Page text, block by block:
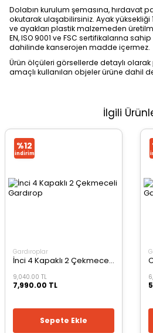
Dolabın kurulum şemasına, hırdavat
okutarak ulaşabilirsiniz. Ayak yüksekliği
ve ayakları plastik malzemeden
EN, ISO 9001 ve FSC sertifikalarına
dahilinde kanserojen madde içermez.
Ürün ölçüleri görsellerde detaylı olarak
amaçlı kullanılan objeler ürüne dahil
İlgili
%12
i̇ndirim
Gardıroplar
İnci 4 Kapaklı 2 Çekmeceli Gardırop
9,040.00 TL
7,990.00 TL
Sepete Ekle